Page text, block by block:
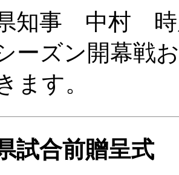
知事 中村 時
ーズン開幕戦
ます。
試合前贈呈式